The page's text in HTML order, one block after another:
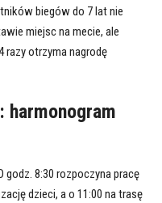
biegów do 7 lat nie
miejsc na mecie, ale
razy otrzyma nagrodę
harmonogram
godz. 8:30 rozpoczyna pracę
dzieci, a o 11:00 na trasę